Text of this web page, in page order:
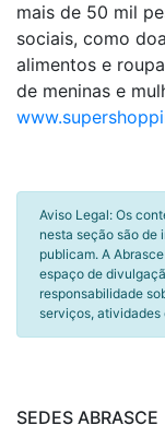
mais de 50 mil
sociais, como
alimentos e
de meninas e
Aviso Legal: Os
nesta seção são de
publicam. A
espaço de
responsabilidade
serviços, atividades
SEDES ABRASCE